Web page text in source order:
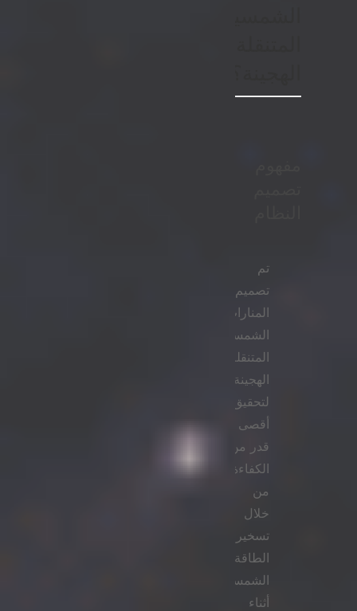
تم
تصميم
المنارات
الشمسية
المتنقلة
الهجينة
لتحقيق
أقصى
قدر من
الكفاءة
من
خلال
تسخير
الطاقة
الشمسية
أثناء